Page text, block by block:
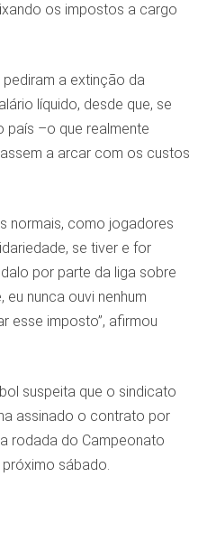
os impostos a cargo
a extinção da
líquido, desde que, se
país –o que realmente
a arcar com os custos
normais, como jogadores
se tiver e for
por parte da liga sobre
eu nunca ouvi nenhum
esse imposto”, afirmou
suspeita que o sindicato
assinado o contrato por
rodada do Campeonato
sábado.